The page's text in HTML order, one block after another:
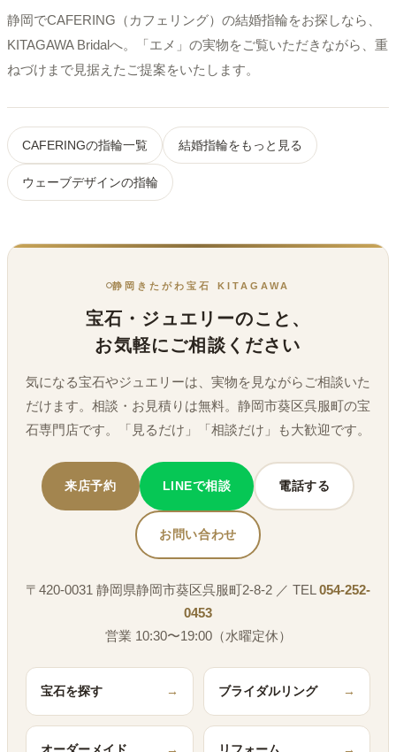
静岡でCAFERING（カフェリング）の結婚指輪をお探しなら、
KITAGAWA Bridalへ。「エメ」の実物をご覧いただきながら、重
ねづけまで見据えたご提案をいたします。
CAFERINGの指輪一覧 結婚指輪をもっと見る
ウェーブデザインの指輪
静岡きたがわ宝石 KITAGAWA
宝石・ジュエリーのこと、
お気軽にご相談ください
気になる宝石やジュエリーは、実物を見ながらご相談いた
だけます。相談・お見積りは無料。静岡市葵区呉服町の宝
石専門店です。「見るだけ」「相談だけ」も大歓迎です。
来店予約 LINEで相談 電話する
お問い合わせ
〒420-0031 静岡県静岡市葵区呉服町2-8-2 ／ TEL 054-252-
0453
営業 10:30〜19:00（水曜定休）
宝石を探す → ブライダルリング →